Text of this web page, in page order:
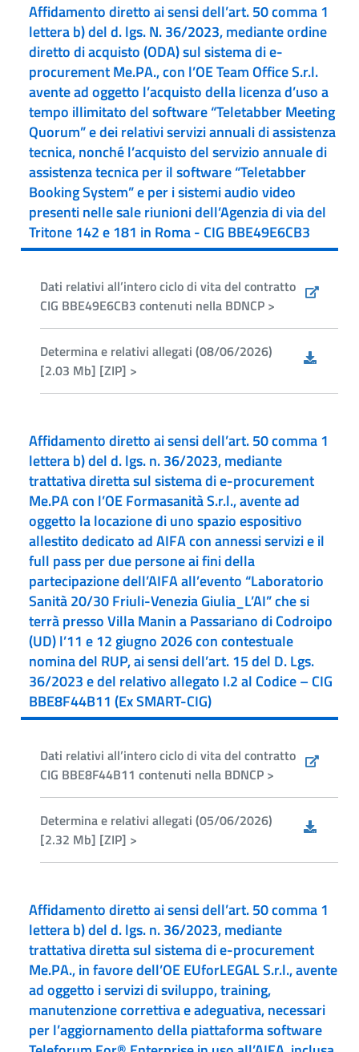
Affidamento diretto ai sensi dell’art. 50 comma 1
lettera b) del d. lgs. N. 36/2023, mediante ordine
diretto di acquisto (ODA) sul sistema di e-
procurement Me.PA., con l’OE Team Office S.r.l.
avente ad oggetto l’acquisto della licenza d’uso a
tempo illimitato del software “Teletabber Meeting
Quorum” e dei relativi servizi annuali di assistenza
tecnica, nonché l’acquisto del servizio annuale di
assistenza tecnica per il software “Teletabber
Booking System” e per i sistemi audio video
presenti nelle sale riunioni dell’Agenzia di via del
Tritone 142 e 181 in Roma - CIG BBE49E6CB3
Dati relativi all’intero ciclo di vita del contratto
CIG BBE49E6CB3 contenuti nella BDNCP >
Determina e relativi allegati (08/06/2026)
[2.03 Mb] [ZIP] >
Affidamento diretto ai sensi dell’art. 50 comma 1
lettera b) del d. lgs. n. 36/2023, mediante
trattativa diretta sul sistema di e-procurement
Me.PA con l’OE Formasanità S.r.l., avente ad
oggetto la locazione di uno spazio espositivo
allestito dedicato ad AIFA con annessi servizi e il
full pass per due persone ai fini della
partecipazione dell’AIFA all’evento “Laboratorio
Sanità 20/30 Friuli-Venezia Giulia_L’AI” che si
terrà presso Villa Manin a Passariano di Codroipo
(UD) l’11 e 12 giugno 2026 con contestuale
nomina del RUP, ai sensi dell’art. 15 del D. Lgs.
36/2023 e del relativo allegato I.2 al Codice – CIG
BBE8F44B11 (Ex SMART-CIG)
Dati relativi all’intero ciclo di vita del contratto
CIG BBE8F44B11 contenuti nella BDNCP >
Determina e relativi allegati (05/06/2026)
[2.32 Mb] [ZIP] >
Affidamento diretto ai sensi dell’art. 50 comma 1
lettera b) del d. lgs. n. 36/2023, mediante
trattativa diretta sul sistema di e-procurement
Me.PA., in favore dell’OE EUforLEGAL S.r.l., avente
ad oggetto i servizi di sviluppo, training,
manutenzione correttiva e adeguativa, necessari
per l’aggiornamento della piattaforma software